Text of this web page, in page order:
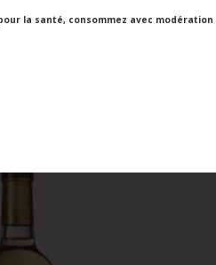
la santé, consommez avec modération